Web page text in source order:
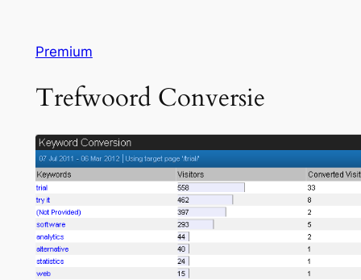
Premium
Trefwoord Conversie